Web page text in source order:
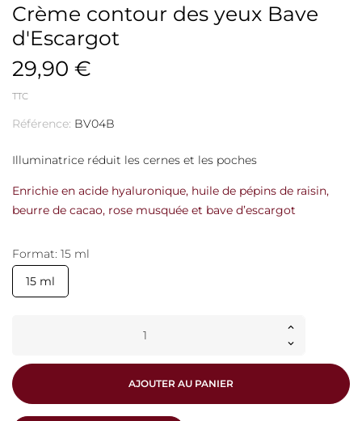
Crème contour des yeux Bave
d'Escargot
29,90 €
TTC
Référence: BV04B
Illuminatrice réduit les cernes et les poches
Enrichie en acide hyaluronique, huile de pépins de raisin,
beurre de cacao, rose musquée et bave d’escargot
Format: 15 ml
15 ml
AJOUTER AU PANIER